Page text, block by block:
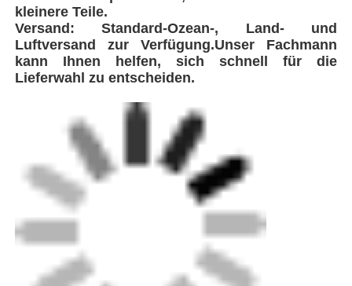
kleinere Teile.
Versand: Standard-Ozean-, Land- und
Luftversand zur Verfügung.Unser Fachmann
kann Ihnen helfen, sich schnell für die
Lieferwahl zu entscheiden.